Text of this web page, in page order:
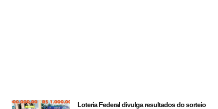
Loteria Federal divulga resultados do sorteio